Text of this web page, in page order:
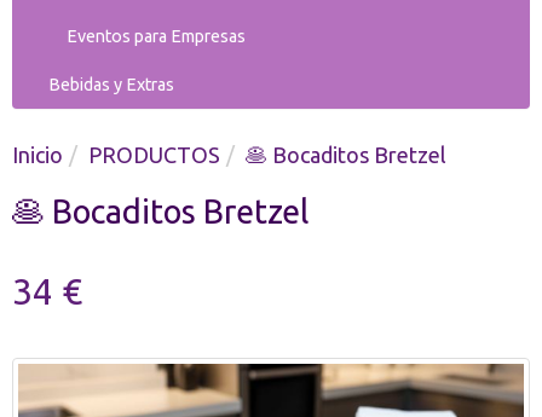
Eventos para Empresas
Bebidas y Extras
Inicio PRODUCTOS 🥞 Bocaditos Bretzel
🥞 Bocaditos Bretzel
34 €